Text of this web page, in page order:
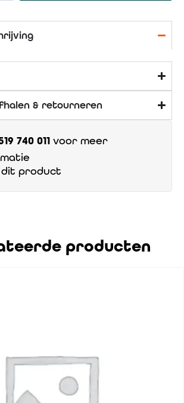
& retourneren
740 011 voor meer
product
producten